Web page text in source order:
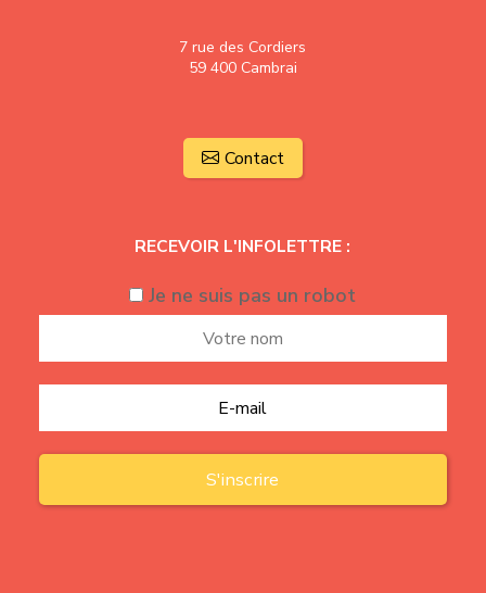
7 rue des Cordiers
59 400 Cambrai
Contact
RECEVOIR L'INFOLETTRE :
Je ne suis pas un robot